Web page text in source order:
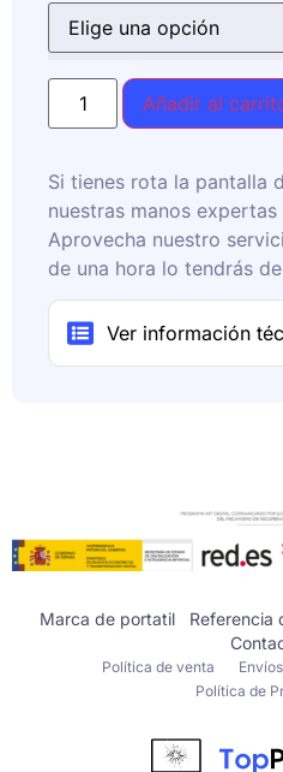
Añadir al
Si tienes rota la pantalla
nuestras manos
Aprovecha nuestro
de una hora lo tendrás
Ver información
Marca de portatil Referencia
Política de venta Envíos
Política de